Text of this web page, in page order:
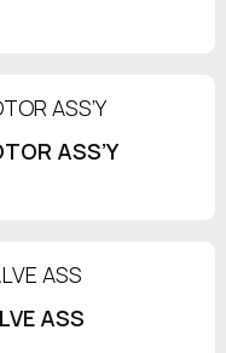
ASS’Y
ASS